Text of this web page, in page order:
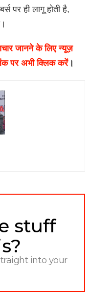
पर ही लागू होती है,
जानने के लिए न्यूज़
पर अभी क्लिक करें।
stuff
into your